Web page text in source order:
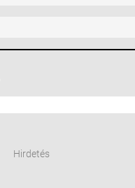
Hirdetés